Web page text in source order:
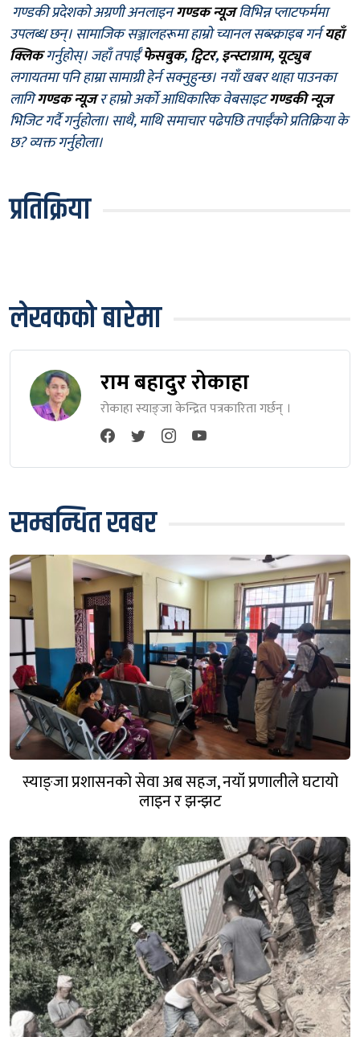
गण्डकी प्रदेशको अग्रणी अनलाइनगण्डक न्यूजविभिन्न प्लाटफर्ममा
उपलब्ध छन्। सामाजिक सञ्जालहरूमा हाम्रो च्यानल सब्स्क्राइब गर्नयहाँ
क्लिकगर्नुहोस्। जहाँ तपाईँफेसबुक,ट्विटर,इन्स्टाग्राम, यूट्युब
लगायतमा पनि हाम्रा सामाग्री हेर्न सक्नुहुन्छ। नयाँ खबर थाहा पाउनका
लागिगण्डक न्यूजर हाम्रो अर्को आधिकारिक वेबसाइटगण्डकी न्यूज
भिजिट गर्दै गर्नुहोला। साथै, माथि समाचार पढेपछि तपाईँको प्रतिक्रिया के
छ? व्यक्त गर्नुहोला।
प्रतिक्रिया
लेखकको बारेमा
राम बहादुर रोकाहा
रोकाहा स्याङ्जा केन्द्रित पत्रकारिता गर्छन् ।
सम्बन्धित खबर
स्याङ्जा प्रशासनको सेवा अब सहज, नयाँ प्रणालीले घटायो
लाइन र झन्झट